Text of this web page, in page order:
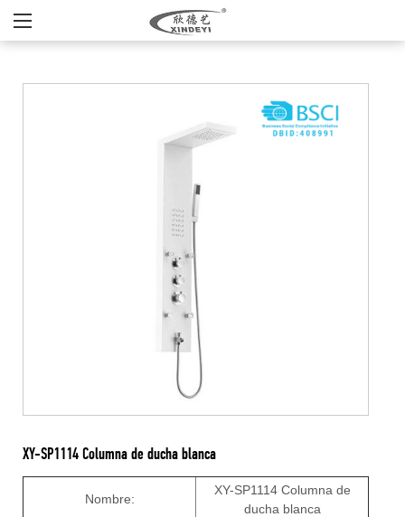
XY-SP1114 Columna de ducha blanca
Nombre:
XY-SP1114 Columna de
ducha blanca